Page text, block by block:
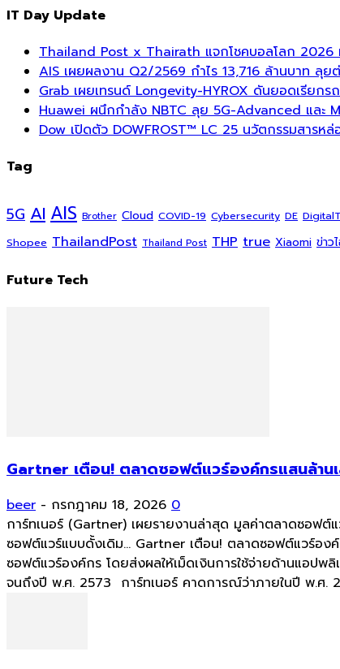
IT Day Update
Thailand Post x Thairath แจกโชคบอลโลก 2026
AIS เผยผลงาน Q2/2569 กำไร 13,716 ล้านบาท ลุ
Grab เผยเทรนด์ Longevity-HYROX ดันยอดเรียก
Huawei ผนึกกำลัง NBTC ลุย 5G-Advanced และ
Dow เปิดตัว DOWFROST™ LC 25 นวัตกรรมสาร
Tag
5G AI AIS Brother Cloud COVID-19 Cybersecurity DE
Shopee ThailandPost Thailand Post THP true Xiaomi ข่าว
Future Tech
Gartner เตือน! ตลาดซอฟต์แวร์องค์กรแสนล้า
beer - กรกฎาคม 18, 2026 0
การ์ทเนอร์ (Gartner) เผยรายงานล่าสุด มูลค่าตลาดซอฟต์
ซอฟต์แวร์แบบดั้งเดิม... Gartner เตือน! ตลาดซอฟต์แวร์อง
ซอฟต์แวร์องค์กร โดยส่งผลให้เม็ดเงินการใช้จ่ายด้านแอป
จนถึงปี พ.ศ. 2573 การ์ทเนอร์ คาดการณ์ว่าภายในปี พ.ศ.